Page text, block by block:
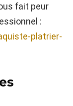
fait peur
:
platrier-